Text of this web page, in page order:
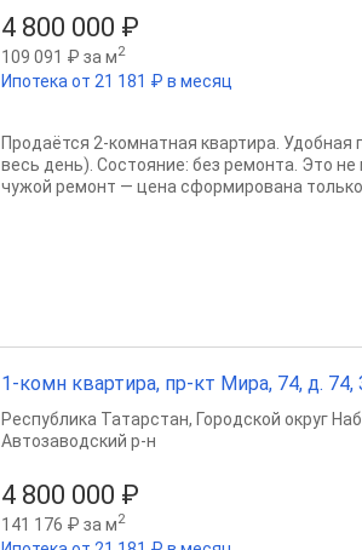
4 800 000 ₽
109 091 ₽ за м2
Ипотека от 21 181 ₽ в месяц
Продаётся 2-комнатная квартира.
весь день). Состояние: без ремонта. Это
чужой ремонт — цена сформирована только
1-комн квартира, пр-кт Мира, 74, д. 74,
4 800 000 ₽
141 176 ₽ за м2
Республика Татарстан, Городской округ
Автозаводский р-н